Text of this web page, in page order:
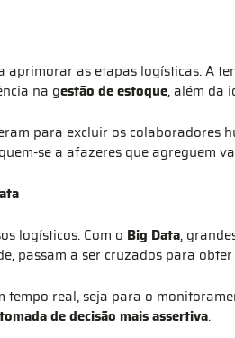
aprimorar as etapas logísticas. A
na gestão de estoque, além da
para excluir os
se a afazeres que agreguem
logísticos. Com o Big Data,
passam a ser cruzados para
tempo real, seja para o
tomada de decisão mais assertiva.